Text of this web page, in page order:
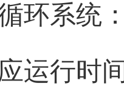
环系统
运行时